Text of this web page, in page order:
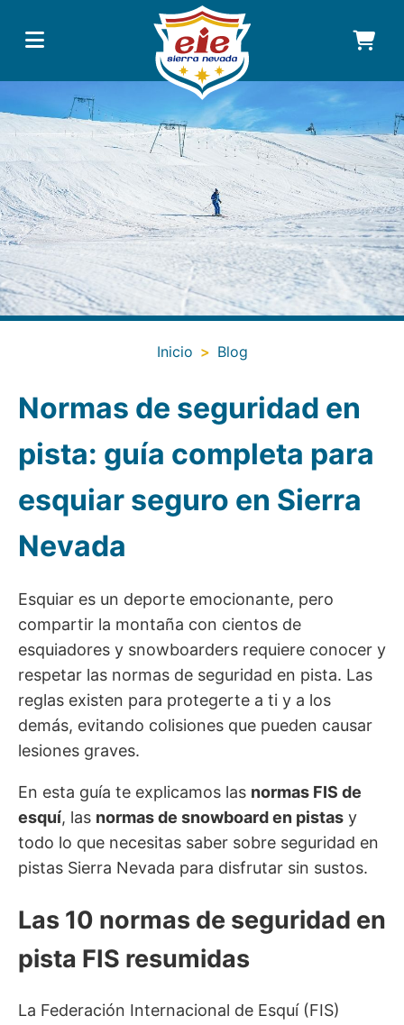
ESCUELA +
MATERIAL +
FORFAITS
INFO +
Inicio > Blog
Normas de seguridad en
pista: guía completa para
esquiar seguro en Sierra
Nevada
Esquiar es un deporte emocionante, pero
compartir la montaña con cientos de
esquiadores y snowboarders requiere conocer y
respetar las normas de seguridad en pista. Las
reglas existen para protegerte a ti y a los
demás, evitando colisiones que pueden causar
lesiones graves.
En esta guía te explicamos las normas FIS de
esquí, las normas de snowboard en pistas y
todo lo que necesitas saber sobre seguridad en
pistas Sierra Nevada para disfrutar sin sustos.
Las 10 normas de seguridad en
pista FIS resumidas
La Federación Internacional de Esquí (FIS)